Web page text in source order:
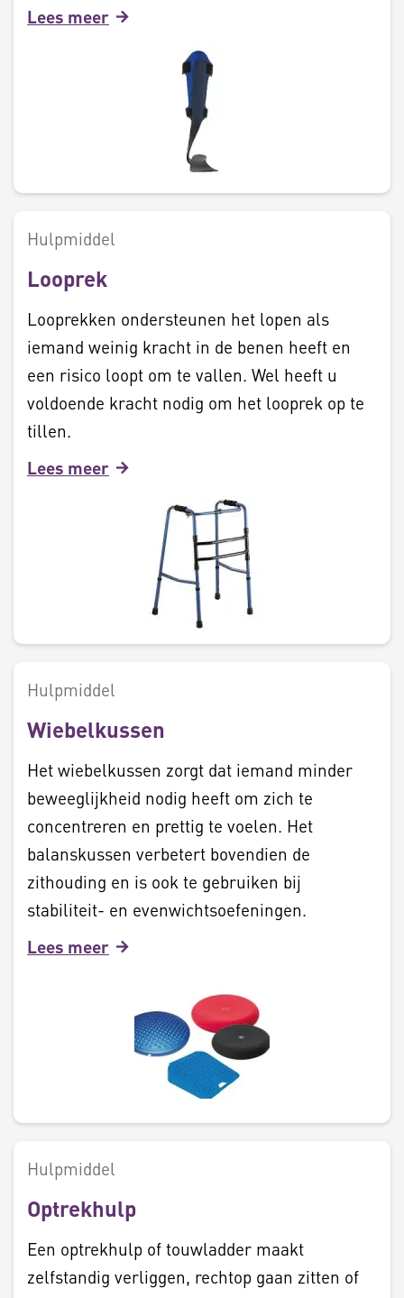
Lees meer
Hulpmiddel
Looprek
Looprekken ondersteunen het lopen als
iemand weinig kracht in de benen heeft en
een risico loopt om te vallen. Wel heeft u
voldoende kracht nodig om het looprek op te
tillen.
Lees meer
Hulpmiddel
Wiebelkussen
Het wiebelkussen zorgt dat iemand minder
beweeglijkheid nodig heeft om zich te
concentreren en prettig te voelen. Het
balanskussen verbetert bovendien de
zithouding en is ook te gebruiken bij
stabiliteit- en evenwichtsoefeningen.
Lees meer
Hulpmiddel
Optrekhulp
Een optrekhulp of touwladder maakt
zelfstandig verliggen, rechtop gaan zitten of